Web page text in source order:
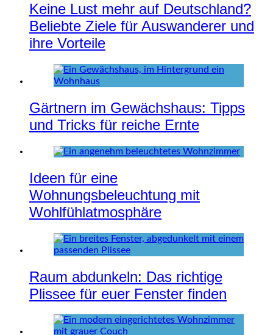
Keine Lust mehr auf Deutschland?
Beliebte Ziele für Auswanderer und
ihre Vorteile
Gärtnern im Gewächshaus: Tipps
und Tricks für reiche Ernte
Ideen für eine
Wohnungsbeleuchtung mit
Wohlfühlatmosphäre
Raum abdunkeln: Das richtige
Plissee für euer Fenster finden